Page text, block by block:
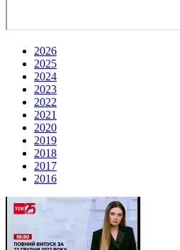
2026
2025
2024
2023
2022
2021
2020
2019
2018
2017
2016